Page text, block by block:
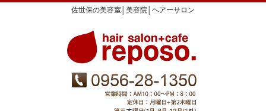
佐世保の美容室│美容院│ヘアーサロン